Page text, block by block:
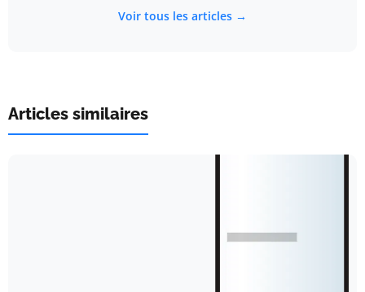
Voir tous les articles →
Articles similaires